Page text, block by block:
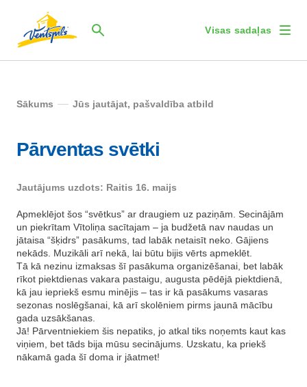
Visas sadaļas
Sākums Jūs jautājat, pašvaldība atbild
Pārventas svētki
Jautājums uzdots: Raitis 16. maijs
Apmeklējot šos “svētkus” ar draugiem uz paziņām. Secinājām
un piekrītam Vītoliņa sacītajam – ja budžetā nav naudas un
jātaisa “šķidrs” pasākums, tad labāk netaisīt neko. Gājiens
nekāds. Muzikāli arī nekā, lai būtu bijis vērts apmeklēt.
Tā kā nezinu izmaksas šī pasākuma organizēšanai, bet labāk
rīkot piektdienas vakara pastaigu, augusta pēdējā piektdienā,
kā jau iepriekš esmu minējis – tas ir kā pasākums vasaras
sezonas noslēgšanai, kā arī skolēniem pirms jaunā mācību
gada uzsākšanas.
Jā! Pārventniekiem šis nepatiks, jo atkal tiks noņemts kaut kas
viņiem, bet tāds bija mūsu secinājums. Uzskatu, ka priekš
nākamā gada šī doma ir jāatmet!